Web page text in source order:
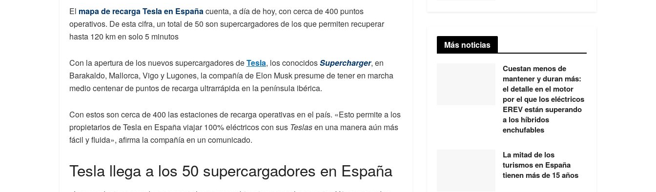
El mapa de recarga Tesla en Españacuenta, a día de hoy, con cerca de 400 puntos
operativos. De esta cifra, un total de 50 son supercargadores de los que permiten recuperar
hasta 120 km en solo 5 minutos
Con la apertura de los nuevos supercargadores deTesla, los conocidosSupercharger, en
Barakaldo, Mallorca, Vigo y Lugones, la compañía de Elon Musk presume de tener en marcha
medio centenar de puntos de recarga ultrarrápida en la península ibérica.
Con estos son cerca de 400 las estaciones de recarga operativas en el país. «Esto permite a los
propietarios de Tesla en España viajar 100% eléctricos con sus Teslasen una manera aún más
fácil y fluida», afirma la compañía en un comunicado.
Tesla llega a los 50 supercargadores en España
Más noticias
Cuestan menos de
mantener y duran más:
el detalle en el motor
por el que los eléctricos
EREV están superando
a los híbridos
enchufables
La mitad de los
turismos en España
tienen más de 15 años